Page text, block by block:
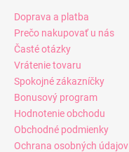
Doprava a platba
Prečo nakupovať u nás
Časté otázky
Vrátenie tovaru
Spokojné zákazníčky
Bonusový program
Hodnotenie obchodu
Obchodné podmienky
Ochrana osobných údajov